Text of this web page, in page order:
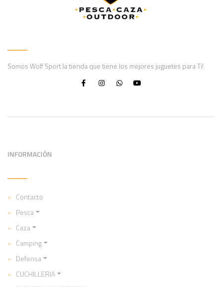
Somos Wolf Sport la tienda que tiene los mejores juguetes para Ti!
INFORMACIÓN
Contacto
Pesca
Caza
Camping
Defensa
CUCHILLERIA